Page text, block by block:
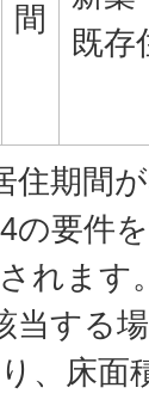
間
既存
住期間
の要件
れます。
当する
、床面